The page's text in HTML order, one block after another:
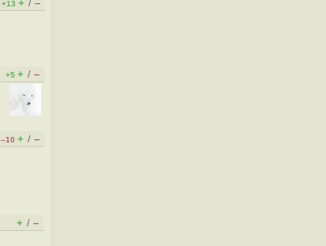
+13 + / –
+5 + / –
–10 + / –
+ / –